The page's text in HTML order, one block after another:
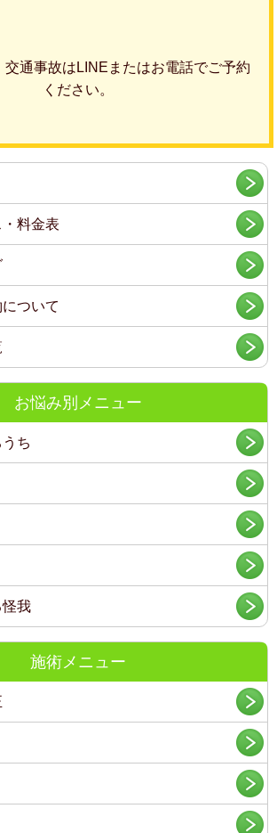
通事故はLINEまたはお電話でご予約
ください。
料金表
ついて
お悩み別メニュー
ち
怪我
施術メニュー